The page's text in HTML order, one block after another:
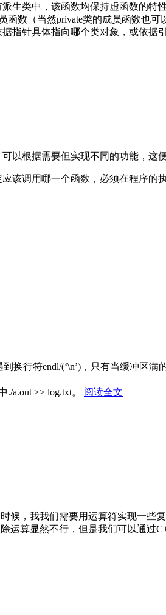
生类中，该函数均保持虚函数的
函数（当然private类的成员函数
指针具体指向哪个类对象，或依据
以根据需要但实现不同的功能，这
该调用哪一个函数，必须在程序
换行符endl/(‘\n’)，只有当缓冲区
a.out >> log.txt。 阅读全文
候，我我们需要用运算符实现一
运算显然不行，但是我们可以通过